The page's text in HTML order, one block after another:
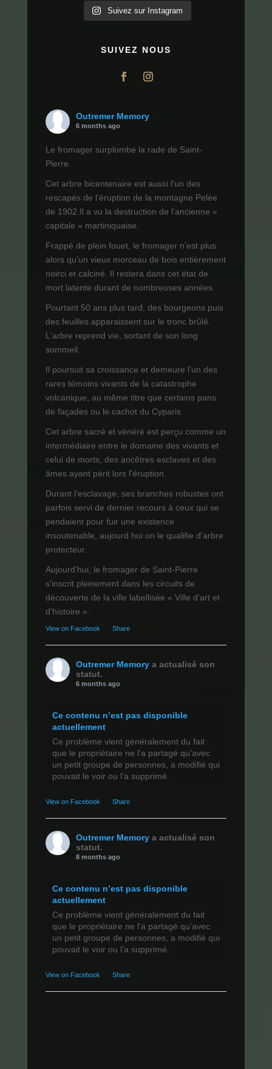
Suivez sur Instagram
SUIVEZ NOUS
Outremer Memory
6 months ago
Le fromager surplombe la rade de Saint-
Pierre.
Cet arbre bicentenaire est aussi l'un des
rescapés de l’éruption de la montagne Pelée
de 1902.Il a vu la destruction de l’ancienne «
capitale » martiniquaise.
Frappé de plein fouet, le fromager n'est plus
alors qu'un vieux morceau de bois entièrement
noirci et calciné. Il restera dans cet état de
mort latente durant de nombreuses années.
Pourtant 50 ans plus tard, des bourgeons puis
des feuilles apparaissent sur le tronc brûlé.
L'arbre reprend vie, sortant de son long
sommeil.
Il poursuit sa croissance et demeure l’un des
rares témoins vivants de la catastrophe
volcanique, au même titre que certains pans
de façades ou le cachot du Cyparis
Cet arbre sacré et vénéré est perçu comme un
intermédiaire entre le domaine des vivants et
celui de morts, des ancêtres esclaves et des
âmes ayant périt lors l'éruption.
Durant l’esclavage, ses branches robustes ont
parfois servi de dernier recours à ceux qui se
pendaient pour fuir une existence
insoutenable, aujourd hui on le qualifie d'arbre
protecteur.
Aujourd’hui, le fromager de Saint-Pierre
s’inscrit pleinement dans les circuits de
découverte de la ville labellisée « Ville d’art et
d’histoire ».
View on Facebook · Share
Outremer Memory a actualisé son
statut.
6 months ago
Ce contenu n’est pas disponible
actuellement
Ce problème vient généralement du fait
que le propriétaire ne l’a partagé qu’avec
un petit groupe de personnes, a modifié qui
pouvait le voir ou l’a supprimé.
View on Facebook · Share
Outremer Memory a actualisé son
statut.
8 months ago
Ce contenu n’est pas disponible
actuellement
Ce problème vient généralement du fait
que le propriétaire ne l’a partagé qu’avec
un petit groupe de personnes, a modifié qui
pouvait le voir ou l’a supprimé.
View on Facebook · Share